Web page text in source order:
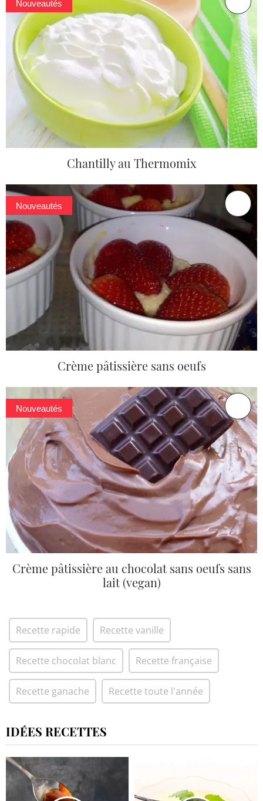
Nouveautés
Chantilly au Thermomix
Nouveautés
Crème pâtissière sans oeufs
Nouveautés
Crème pâtissière au chocolat sans oeufs sans
lait (vegan)
Recette rapide Recette vanille
Recette chocolat blanc Recette française
Recette ganache Recette toute l'année
IDÉES RECETTES